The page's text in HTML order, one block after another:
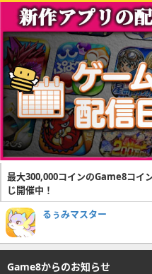
最大300,000コインのGame8コイ
じ開催中！
るぅみマスター
Game8からのお知らせ